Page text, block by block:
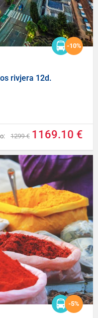
-10%
rivjera 12d.
1299 € 1169.10 €
-5%